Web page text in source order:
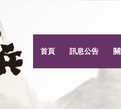
首頁 訊息公告